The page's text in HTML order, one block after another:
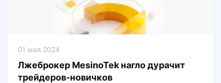
01 мая 2024
Лжеброкер MesinoTek нагло дурачит
трейдеров-новичков